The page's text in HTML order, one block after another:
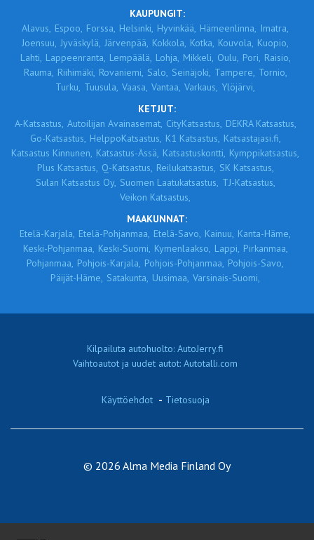
KAUPUNGIT:
Alavus, Espoo, Forssa, Helsinki, Hyvinkää, Hämeenlinna, Imatra,
Joensuu, Jyväskylä, Järvenpää, Kokkola, Kotka, Kouvola, Kuopio,
Lahti, Lappeenranta, Lempäälä, Lohja, Mikkeli, Oulu, Pori, Raisio,
Rauma, Riihimäki, Rovaniemi, Salo, Seinäjoki, Tampere, Tornio,
Turku, Tuusula, Vaasa, Vantaa, Varkaus, Ylöjärvi,
KETJUT:
A-Katsastus, Autoilijan Avainasemat, CityKatsastus, DEKRA Katsastus,
Go-Katsastus, HelppoKatsastus, K1 Katsastus, Katsastajasi.fi,
Katsastus Kinnunen, Katsastus-Ässä, Katsastuskontti, Kymppikatsastus,
Plus Katsastus, Q-Katsastus, Reilukatsastus, SK Katsastus,
Sulan Katsastus Oy, Suomen Laatukatsastus, TJ-Katsastus,
Veikon Katsastus,
MAAKUNNAT:
Etelä-Karjala, Etelä-Pohjanmaa, Etelä-Savo, Kainuu, Kanta-Häme,
Keski-Pohjanmaa, Keski-Suomi, Kymenlaakso, Lappi, Pirkanmaa,
Pohjanmaa, Pohjois-Karjala, Pohjois-Pohjanmaa, Pohjois-Savo,
Päijät-Häme, Satakunta, Uusimaa, Varsinais-Suomi,
Kilpailuta autohuolto: AutoJerry.fi
Vaihtoautot ja uudet autot: Autotalli.com
Käyttöehdot - Tietosuoja
© 2026 Alma Media Finland Oy